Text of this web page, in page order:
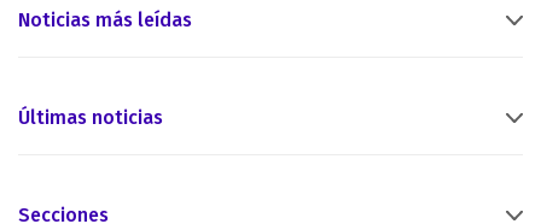
Noticias más leídas
Últimas noticias
Secciones